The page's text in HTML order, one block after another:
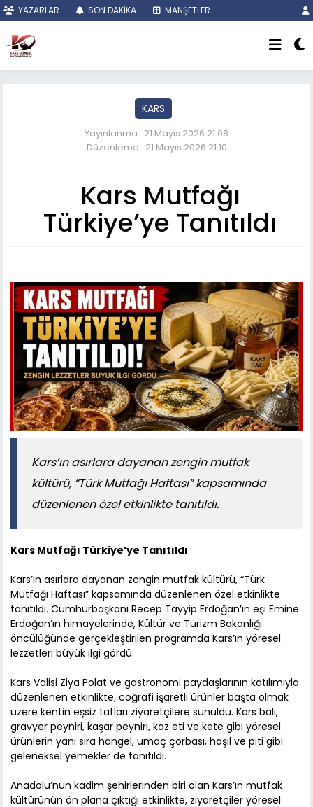
YAZARLAR SON DAKİKA MANŞETLER
KARS
Yayınlanma : 21 Mayıs 2026 21:08
Düzenleme : 21 Mayıs 2026 21:10
Kars Mutfağı
Türkiye’ye Tanıtıldı
Kars’ın asırlara dayanan zengin mutfak
kültürü, “Türk Mutfağı Haftası” kapsamında
düzenlenen özel etkinlikte tanıtıldı.
Kars Mutfağı Türkiye’ye Tanıtıldı
Kars’ın asırlara dayanan zengin mutfak kültürü, “Türk
Mutfağı Haftası” kapsamında düzenlenen özel etkinlikte
tanıtıldı. Cumhurbaşkanı Recep Tayyip Erdoğan’ın eşi Emine
Erdoğan’ın himayelerinde, Kültür ve Turizm Bakanlığı
öncülüğünde gerçekleştirilen programda Kars’ın yöresel
lezzetleri büyük ilgi gördü.
Kars Valisi Ziya Polat ve gastronomi paydaşlarının katılımıyla
düzenlenen etkinlikte; coğrafi işaretli ürünler başta olmak
üzere kentin eşsiz tatları ziyaretçilere sunuldu. Kars balı,
gravyer peyniri, kaşar peyniri, kaz eti ve kete gibi yöresel
ürünlerin yanı sıra hangel, umaç çorbası, haşıl ve piti gibi
geleneksel yemekler de tanıtıldı.
Anadolu’nun kadim şehirlerinden biri olan Kars’ın mutfak
kültürünün ön plana çıktığı etkinlikte, ziyaretçiler yöresel